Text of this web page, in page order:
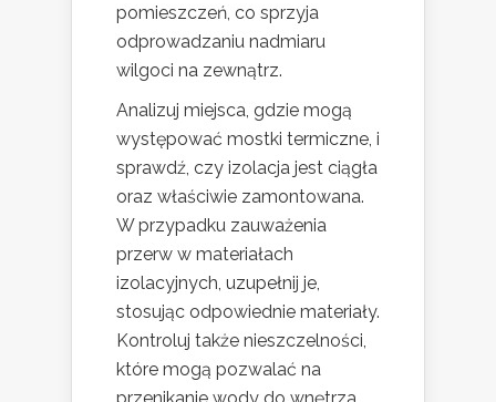
pomieszczeń, co sprzyja
odprowadzaniu nadmiaru
wilgoci na zewnątrz.
Analizuj miejsca, gdzie mogą
występować mostki termiczne, i
sprawdź, czy izolacja jest ciągła
oraz właściwie zamontowana.
W przypadku zauważenia
przerw w materiałach
izolacyjnych, uzupełnij je,
stosując odpowiednie materiały.
Kontroluj także nieszczelności,
które mogą pozwalać na